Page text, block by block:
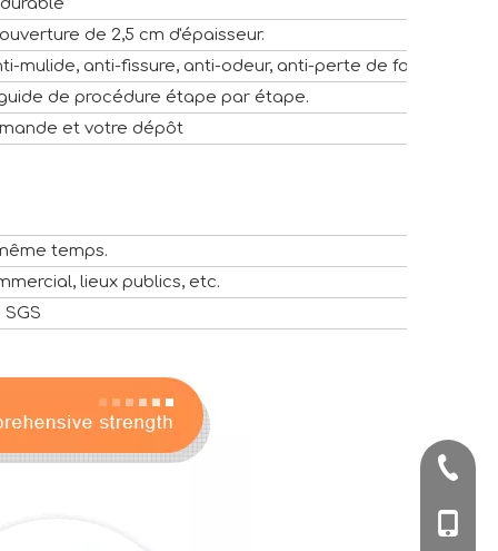
de 2,5 cm d'épaisseur.
mulide, anti-fissure, anti-odeur, anti-perte de forme.
de procédure étape par étape.
et votre dépôt
temps.
lieux publics, etc.
SGS
+86-